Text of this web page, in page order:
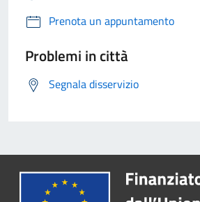
Prenota un appuntamento
Problemi in città
Segnala disservizio